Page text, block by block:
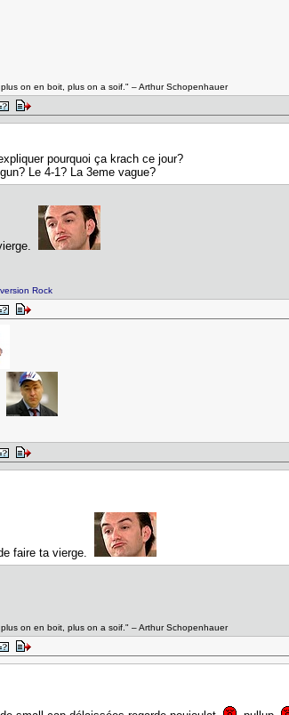
on en boit, plus on a soif." – Arthur Schopenhauer
pourquoi ça krach ce jour?
Le 4-1? La 3eme vague?
version Rock
faire ta vierge.
on en boit, plus on a soif." – Arthur Schopenhauer